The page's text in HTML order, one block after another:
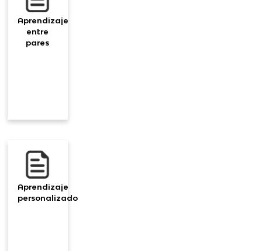
Aprendizaje
entre
pares
Aprendizaje
personalizado